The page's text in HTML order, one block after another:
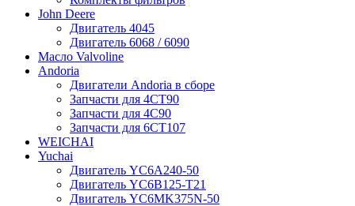
John Deere
Двигатель 4045
Двигатель 6068 / 6090
Масло Valvoline
Andoria
Двигатели Andoria в сборе
Запчасти для 4CT90
Запчасти для 4С90
Запчасти для 6CT107
WEICHAI
Yuchai
Двигатель YC6A240-50
Двигатель YC6B125-T21
Двигатель YC6MK375N-50